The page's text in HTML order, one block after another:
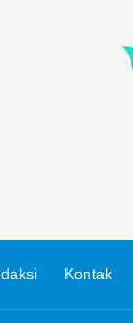
Kontak